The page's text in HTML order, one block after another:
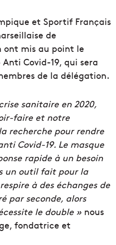
et Sportif Français
de
ont mis au point le
Covid-19, qui sera
de la délégation.
sanitaire en 2020,
faire et notre
recherche pour rendre
Covid-19. Le masque
rapide à un besoin
un outil fait pour la
à des échanges de
par seconde, alors
le double » nous
fondatrice et